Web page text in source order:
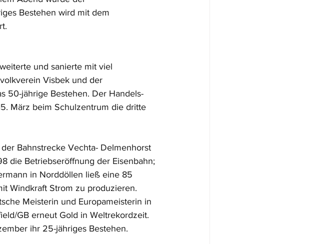
Bestehen wird mit dem
und sanierte mit viel
Visbek und der
50-jährige Bestehen. Der Handels-
März beim Schulzentrum die dritte
Bahnstrecke Vechta- Delmenhorst
die Betriebseröffnung der Eisenbahn;
in Norddöllen ließ eine 85
Windkraft Strom zu produzieren.
Meisterin und Europameisterin in
GB erneut Gold in Weltrekordzeit.
ihr 25-jähriges Bestehen.